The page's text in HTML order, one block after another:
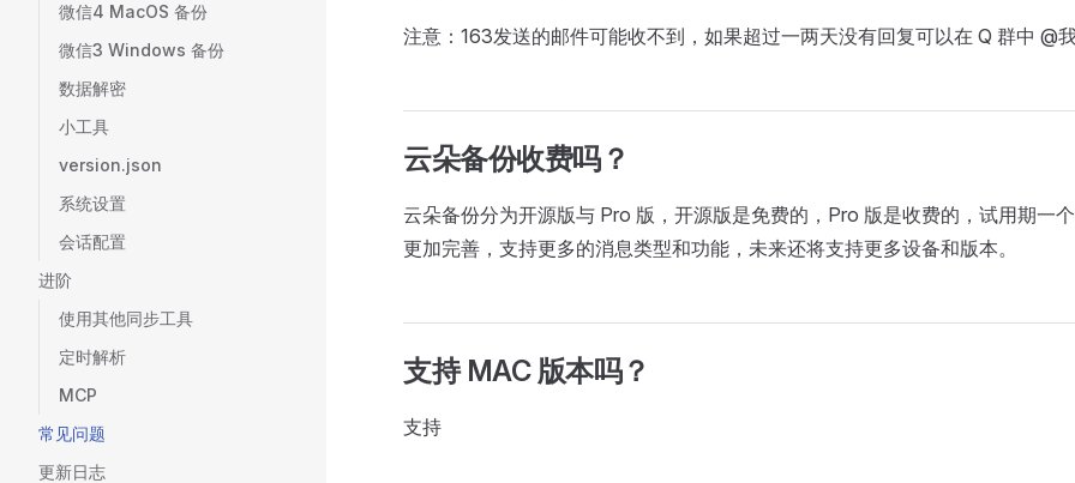
微信4 MacOS 备份
微信3 Windows 备份
数据解密
小工具
version.json
系统设置
会话配置
进阶
使用其他同步工具
定时解析
MCP
常见问题
更新日志
注意：163发送的邮件可能收不到，如果超过一两天没有回复可以在 Q 群中 @
云朵备份收费吗？
云朵备份分为开源版与 Pro 版，开源版是免费的，Pro 版是收费的，试用期一
更加完善，支持更多的消息类型和功能，未来还将支持更多设备和版本。
支持 MAC 版本吗？
支持